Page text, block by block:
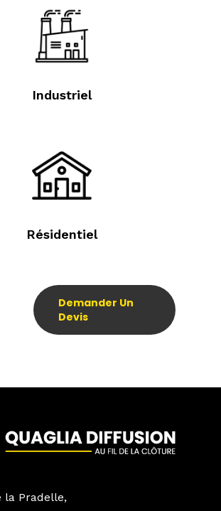
Industriel
Résidentiel
Demander Un
Devis
la Pradelle,